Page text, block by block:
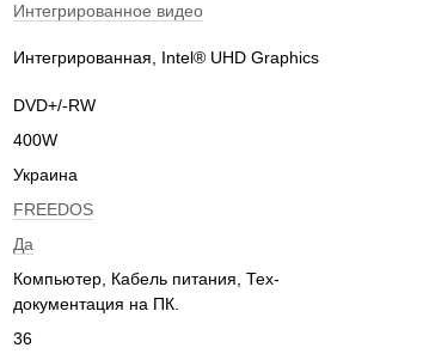
Интегрированное видео
Интегрированная, Intel® UHD Graphics
DVD+/-RW
400W
Украина
FREEDOS
Да
Компьютер, Кабель питания, Тех-
документация на ПК.
36